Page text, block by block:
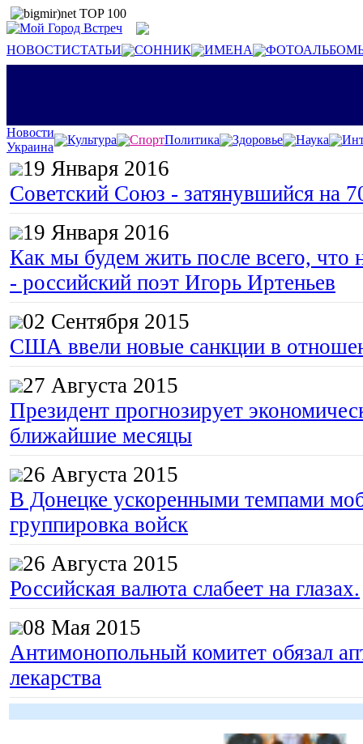
НОВОСТИСТАТЬИ СОННИК ИМЕНА
Новости
Украина
Культура СпортПолитика Здоровье Наука
19 Января 2016
Советский Союз - затянувшийся на
19 Января 2016
Как мы будем жить после всего, что
- российский поэт Игорь Иртеньев
02 Сентября 2015
США ввели новые санкции в
27 Августа 2015
Президент прогнозирует
ближайшие месяцы
26 Августа 2015
В Донецке ускоренными темпами
группировка войск
26 Августа 2015
Российская валюта слабеет на глазах.
08 Мая 2015
Антимонопольный комитет обязал
лекарства